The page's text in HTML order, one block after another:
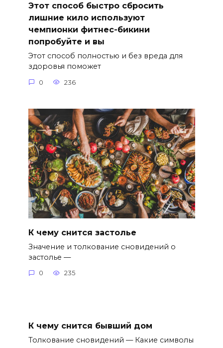
Этот способ быстро сбросить
лишние кило используют
чемпионки фитнес-бикини
попробуйте и вы
Этот способ полностью и без вреда для
здоровья поможет
0 236
К чему снится застолье
Значение и толкование сновидений о
застолье —
0 235
К чему снится бывший дом
Толкование сновидений — Какие символы